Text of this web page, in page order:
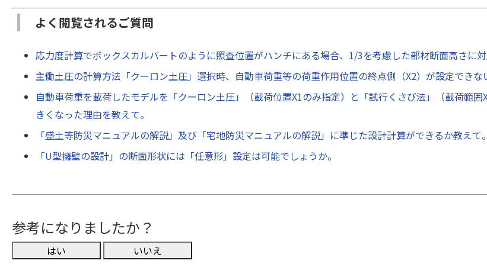
よく閲覧されるご質問
応力度計算でボックスカルバートのように照査位置がハンチにある場合、1/3を考慮した部材断面高さに対
主働土圧の計算方法「クーロン土圧」選択時、自動車荷重等の荷重作用位置の終点側（X2）が設定できな
自動車荷重を載荷したモデルを「クーロン土圧」（載荷位置X1のみ指定）と「試行くさび法」（載荷範
きくなった理由を教えて。
「盛土等防災マニュアルの解説」及び「宅地防災マニュアルの解説」に準じた設計計算ができるか教えて。
「U型擁壁の設計」の断面形状には「任意形」設定は可能でしょうか。
参考になりましたか？